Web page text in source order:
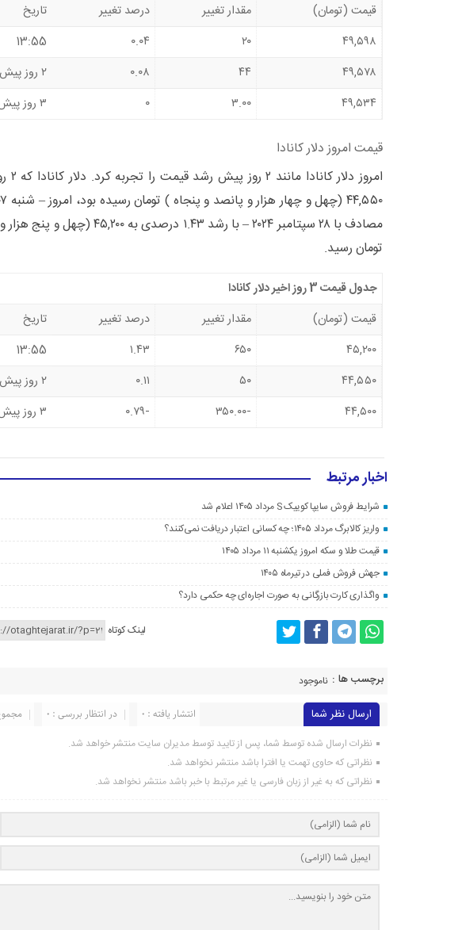
قیمت (تومان)
مقدار تغییر درصد تغییر
تاریخ
۴۹,۵۹۸
۲۰ ۰.۰۴
13:55
۴۹,۵۷۸
۴۴ ۰.۰۸
۲ روز پیش
۴۹,۵۳۴
۳.۰۰ ۰ ۳ روز پیش
قیمت امروز دلار کانادا
مصادف با ۲۸ سپتامبر ۲۰۲۴ – با رشد ۱.۴۳ درصدی به
تومان رسید.
جدول قیمت 3 روز اخیر دلار کانادا
قیمت (تومان)
مقدار تغییر درصد تغییر
تاریخ
۴۵,۲۰۰
۶۵۰ ۱.۴۳
13:55
۴۴,۵۵۰
۵۰ ۰.۱۱
۲ روز پیش
۴۴,۵۰۰
-۳۵۰.۰۰ -۰.۷۹ ۳ روز پیش
اخبار مرتبط
شرایط فروش سایپا کوییک S مرداد ۱۴۰۵ اعلام شد
واریز کالابرگ مرداد ۱۴۰۵؛ چه کسانی اعتبار دریافت نمی‌کنند؟
قیمت طلا و سکه امروز یکشنبه ۱۱ مرداد ۱۴۰۵
جهش فروش فملی در تیرماه ۱۴۰۵
واگذاری کارت بازرگانی به صورت اجاره‌ای چه حکمی دارد؟
لینک کوتاه
برچسب ها : ناموجود
ارسال نظر شما در انتظار بررسی : 0 انتشار یافته : 0
نظرات ارسال شده توسط شما، پس از تایید توسط مدیران سایت منتشر خواهد شد.
نظراتی که حاوی تهمت یا افترا باشد منتشر نخواهد شد.
نظراتی که به غیر از زبان فارسی یا غیر مرتبط با خبر باشد منتشر نخواهد شد.